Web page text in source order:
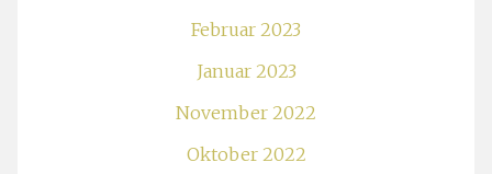
Februar 2023
Januar 2023
November 2022
Oktober 2022